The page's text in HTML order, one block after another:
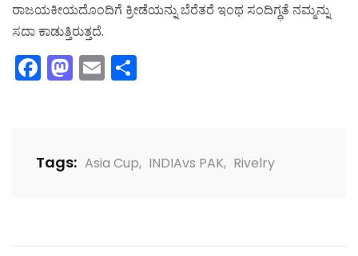
ರಾಜಯಕೀಯದೊಂದಿಗೆ ಕ್ರೀಡೆಯನ್ನು ಬೆರೆತರೆ ಇಂಥ ಸಂದಿಗ್ಧತೆ ನಮ್ಮನ್ನು
ಸದಾ ಕಾಡುತ್ತಿರುತ್ತದೆ.
Facebook
Mastodon
Email
Tags: Asia Cup, INDIAvs PAK, Rivelry